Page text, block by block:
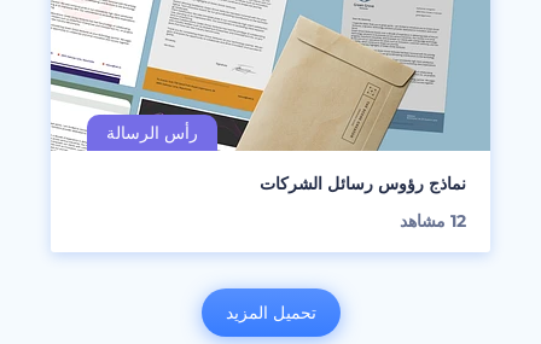
نماذج رؤوس رسائل الشركات
12 مشاهد
تحميل المزيد